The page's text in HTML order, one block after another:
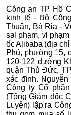
Công an TP Hồ
kinh tế - Bộ
Thuận, Bà Rịa -
sai phạm, vi
ốc Alibaba (địa
Phủ, phường 15,
120-122 đường
quận Thủ Đức,
xác định,
Công ty Cổ
(Tổng Giám đốc
Luyện) lập ra